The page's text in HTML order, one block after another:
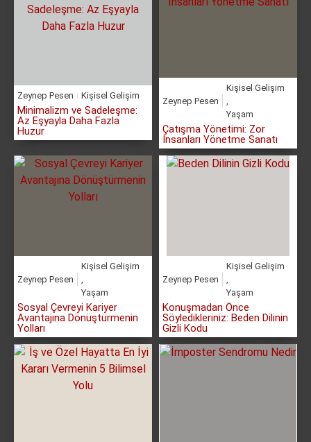
Zeynep Pesen Kişisel Gelişim
Minimalizm ve Sadeleşme:
Az Eşyayla Daha Fazla
Huzur
Zeynep Pesen
Kişisel Gelişim
Yaşam
Çatışma Yönetimi: Zor
İnsanları Yönetme Sanatı
Zeynep Pesen
Kişisel Gelişim
Yaşam
Sosyal Çevreyi Kariyer
Avantajına Dönüştürmenin
Yolları
Zeynep Pesen
Kişisel Gelişim
Yaşam
Konuşmadan Önce
Söyledikleriniz: Beden Dilinin
Gizli Kodu